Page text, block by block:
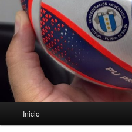
Inicio